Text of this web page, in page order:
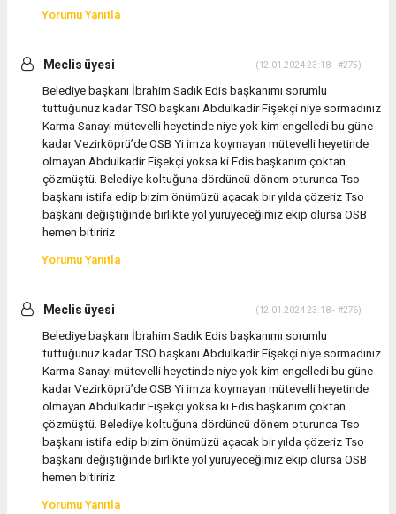
Yorumu Yanıtla
Meclis üyesi (12.01.2024 23:18 - #275)
Belediye başkanı İbrahim Sadık Edis başkanımı sorumlu
tuttuğunuz kadar TSO başkanı Abdulkadir Fişekçi niye sormadınız
Karma Sanayi mütevelli heyetinde niye yok kim engelledi bu güne
kadar Vezirköprü’de OSB Yi imza koymayan mütevelli heyetinde
olmayan Abdulkadir Fişekçi yoksa ki Edis başkanım çoktan
çözmüştü. Belediye koltuğuna dördüncü dönem oturunca Tso
başkanı istifa edip bizim önümüzü açacak bir yılda çözeriz Tso
başkanı değiştiğinde birlikte yol yürüyeceğimiz ekip olursa OSB
hemen bitiririz
Yorumu Yanıtla
Meclis üyesi (12.01.2024 23:18 - #276)
Belediye başkanı İbrahim Sadık Edis başkanımı sorumlu
tuttuğunuz kadar TSO başkanı Abdulkadir Fişekçi niye sormadınız
Karma Sanayi mütevelli heyetinde niye yok kim engelledi bu güne
kadar Vezirköprü’de OSB Yi imza koymayan mütevelli heyetinde
olmayan Abdulkadir Fişekçi yoksa ki Edis başkanım çoktan
çözmüştü. Belediye koltuğuna dördüncü dönem oturunca Tso
başkanı istifa edip bizim önümüzü açacak bir yılda çözeriz Tso
başkanı değiştiğinde birlikte yol yürüyeceğimiz ekip olursa OSB
hemen bitiririz
Yorumu Yanıtla